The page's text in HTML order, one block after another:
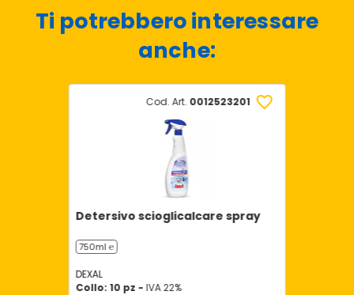
Ti potrebbero interessare
anche:
Cod. Art. 0012523201
Detersivo scioglicalcare spray
750ml ℮
DEXAL
Collo: 10 pz - IVA 22%